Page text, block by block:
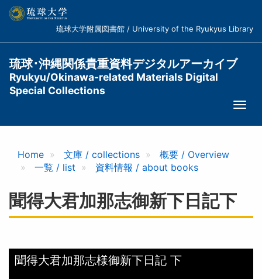
コ
琉球大学附属図書館 / University of the Ryukyus Library
琉球･沖縄関係貴重資料デジタルアーカイブ
Ryukyu/Okinawa-related Materials Digital
Special Collections
Home 文庫 / collections
概要 / Overview
一覧 / list
資料情報 / about books
聞得大君加那志御新下日記下